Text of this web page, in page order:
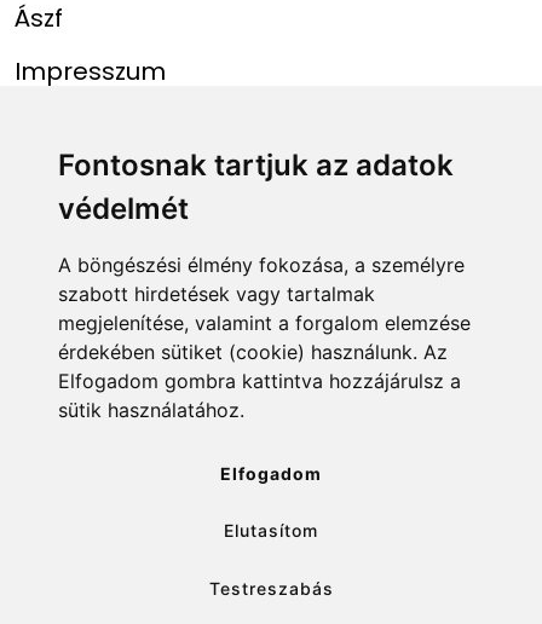
Fontosnak tartjuk az adatok
védelmét
A böngészési élmény fokozása, a személyre
szabott hirdetések vagy tartalmak
megjelenítése, valamint a forgalom elemzése
érdekében sütiket (cookie) használunk. Az
Elfogadom gombra kattintva hozzájárulsz a
sütik használatához.
Elfogadom
Elutasítom
Testreszabás
Ászf
Impresszum
Menü
Főoldal
Rekordlista
Abszolút rekordlista
Rekord bejelentése
Linkek
mohosz.hu
horgaszjegy.hu